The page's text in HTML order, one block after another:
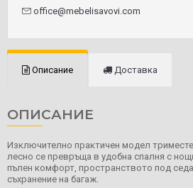
office@mebelisavovi.com
Описание Доставка
ОПИСАНИЕ
Изключително практичен модел
лесно се превръща в удобна спалня с
пълен комфорт, пространството под
съхранение на багаж.